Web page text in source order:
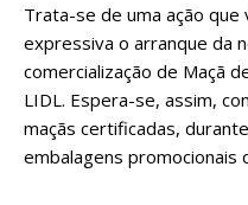
Trata-se de uma ação que
expressiva o arranque da
comercialização de Maçã
LIDL. Espera-se, assim,
maçãs certificadas,
embalagens promocionais